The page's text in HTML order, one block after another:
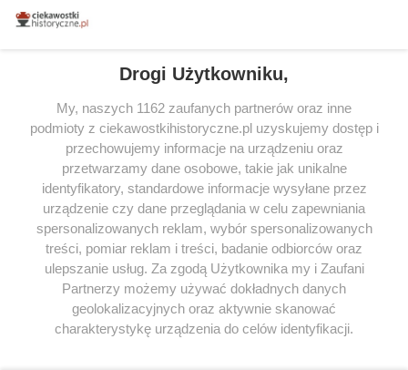
miłośników literatury w Polsce – dzięki temu możesz wybierać spośród
tytułów najwyżej ocenianych przez czytelników.
SERWIS
SPOŁECZNOŚĆ
WSPÓŁPRACA
KONTAKT
ODWIEDŹ RÓWNIEŻ:
Drogi Użytkowniku,
My, naszych 1162 zaufanych partnerów oraz inne
podmioty z ciekawostkihistoryczne.pl uzyskujemy dostęp i
przechowujemy informacje na urządzeniu oraz
przetwarzamy dane osobowe, takie jak unikalne
identyfikatory, standardowe informacje wysyłane przez
urządzenie czy dane przeglądania w celu zapewniania
spersonalizowanych reklam, wybór spersonalizowanych
treści, pomiar reklam i treści, badanie odbiorców oraz
ulepszanie usług. Za zgodą Użytkownika my i Zaufani
Partnerzy możemy używać dokładnych danych
geolokalizacyjnych oraz aktywnie skanować
charakterystykę urządzenia do celów identyfikacji.